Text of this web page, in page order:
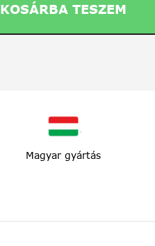
KOSÁRBA TESZEM
Magyar gyártás